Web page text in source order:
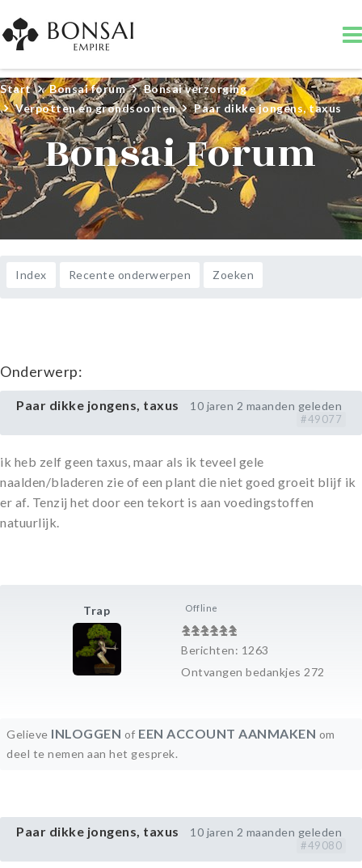
Start Bonsai forum
Bonsai verzorging
Verpotten en grondsoorten
Paar dikke jongens, taxus
Bonsai Forum
Index Recente onderwerpen Zoeken
Onderwerp:
Paar dikke jongens, taxus 10 jaren 2 maanden geleden
#49077
Trap Offline
Berichten: 1263
Ontvangen bedankjes 272
ik heb zelf geen taxus, maar als ik teveel gele
naalden/bladeren zie of een plant die niet goed groeit blijf ik
er af. Tenzij het door een tekort is aan voedingstoffen
natuurlijk.
Gelieve INLOGGEN of EEN ACCOUNT AANMAKEN om
deel te nemen aan het gesprek.
Paar dikke jongens, taxus 10 jaren 2 maanden geleden
#49080